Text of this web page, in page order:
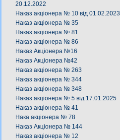
20.12.2022
Наказ акціонера № 10 від 01.02.2023
Наказ акціонера № 35
Наказ акціонера № 81
Наказ акціонера № 86
Наказ Акціонера №16
Наказ Акціонера №42
Наказ акціонера № 263
Наказ акціонера № 344
Наказ акціонера № 348
Наказ акціонера № 5 від 17.01.2025
Наказ акціонера № 41
Нака акціонера № 78
Наказ Акціонера № 144
Наказ акціонера № 12